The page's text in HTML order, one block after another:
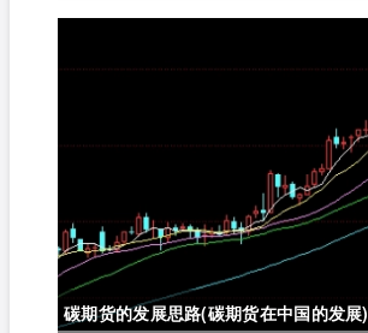
碳期货的发展思路(碳期货在中国的发展)